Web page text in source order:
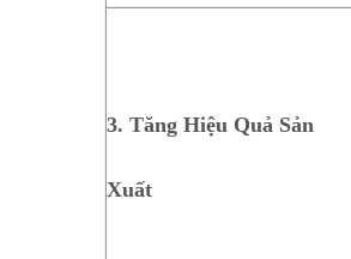
3. Tăng Hiệu Quả Sản
Xuất